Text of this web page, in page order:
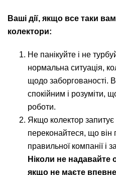
Ваші дії, якщо все таки
колектори:
Не панікуйте і не
нормальна ситуація,
щодо заборгованості.
спокійним і розуміти,
роботи.
Якщо колектор запитує
переконайтеся, що він
правильної компанії і
Ніколи не надавайте
якщо не маєте